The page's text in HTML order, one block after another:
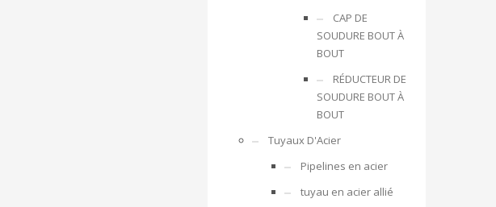
CAP DE
SOUDURE BOUT À
BOUT
RÉDUCTEUR DE
SOUDURE BOUT À
BOUT
Tuyaux D'Acier
Pipelines en acier
tuyau en acier allié